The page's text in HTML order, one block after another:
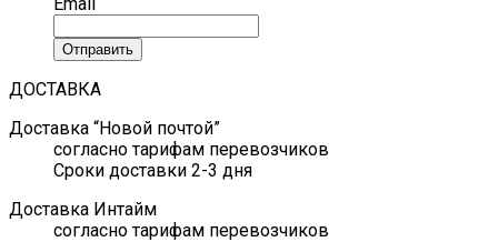
Отправить
ДОСТАВКА
Доставка “Новой почтой”
согласно тарифам перевозчиков
Сроки доставки 2-3 дня
Доставка Интайм
согласно тарифам перевозчиков